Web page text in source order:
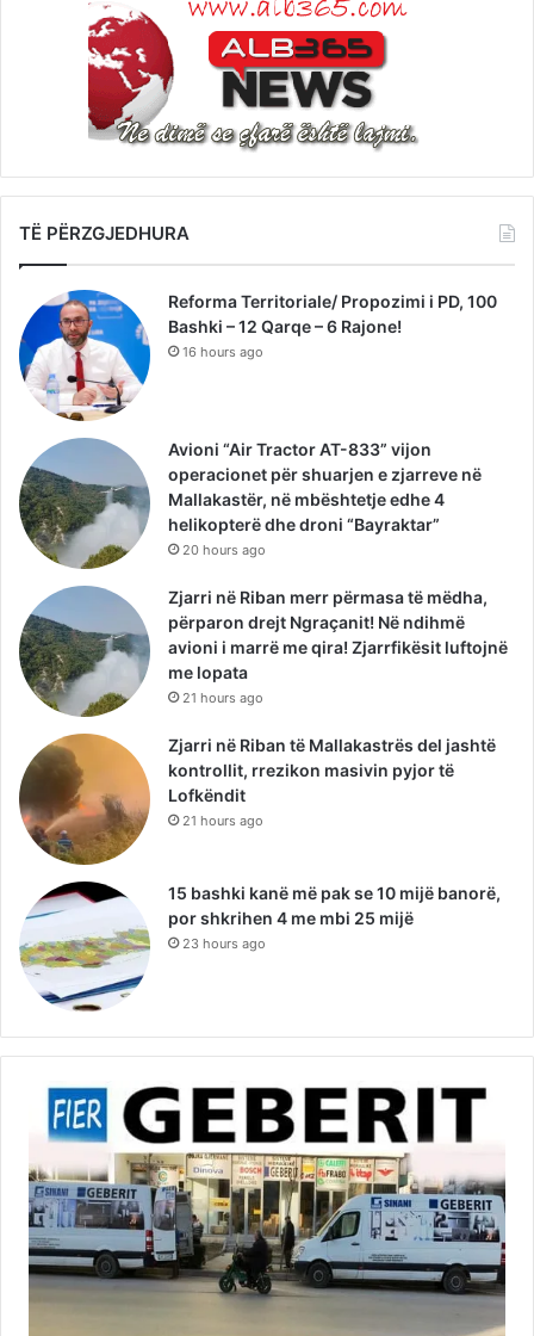
TË PËRZGJEDHURA
Reforma Territoriale/ Propozimi i PD, 100
Bashki – 12 Qarqe – 6 Rajone!
16 hours ago
Avioni “Air Tractor AT-833” vijon
operacionet për shuarjen e zjarreve në
Mallakastër, në mbështetje edhe 4
helikopterë dhe droni “Bayraktar”
20 hours ago
Zjarri në Riban merr përmasa të mëdha,
përparon drejt Ngraçanit! Në ndihmë
avioni i marrë me qira! Zjarrfikësit luftojnë
me lopata
21 hours ago
Zjarri në Riban të Mallakastrës del jashtë
kontrollit, rrezikon masivin pyjor të
Lofkëndit
21 hours ago
15 bashki kanë më pak se 10 mijë banorë,
por shkrihen 4 me mbi 25 mijë
23 hours ago